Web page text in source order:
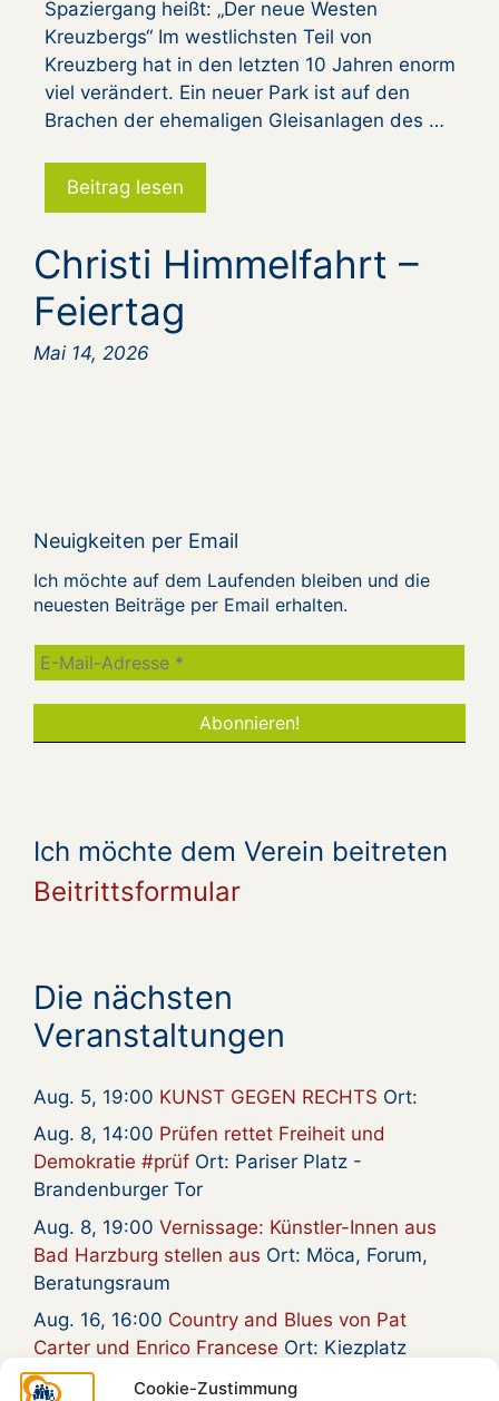
Cookie-Zustimmung
Spaziergang heißt: „Der neue Westen
Kreuzbergs“ Im westlichsten Teil von
Kreuzberg hat in den letzten 10 Jahren enorm
viel verändert. Ein neuer Park ist auf den
Brachen der ehemaligen Gleisanlagen des …
Beitrag lesen
Christi Himmelfahrt –
Feiertag
Mai 14, 2026
Neuigkeiten per Email
Ich möchte auf dem Laufenden bleiben und die
neuesten Beiträge per Email erhalten.
Ich möchte dem Verein beitreten
Beitrittsformular
Die nächsten
Veranstaltungen
Aug. 5, 19:00 KUNST GEGEN RECHTS Ort:
Aug. 8, 14:00 Prüfen rettet Freiheit und
Demokratie #prüf Ort: Pariser Platz -
Brandenburger Tor
Aug. 8, 19:00 Vernissage: Künstler-Innen aus
Bad Harzburg stellen aus Ort: Möca, Forum,
Beratungsraum
Aug. 16, 16:00 Country and Blues von Pat
Carter und Enrico Francese Ort: Kiezplatz
Aug. 20, 15:00Gymmick singt Rio Reiser, an